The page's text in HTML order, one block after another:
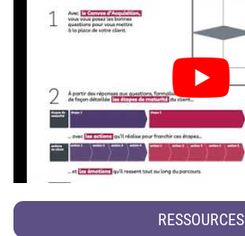
RESSOURCES